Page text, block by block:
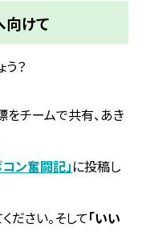
向けて
？
をチームで共有、あき
ン奮闘記」に投稿し
ださい。そして「いい